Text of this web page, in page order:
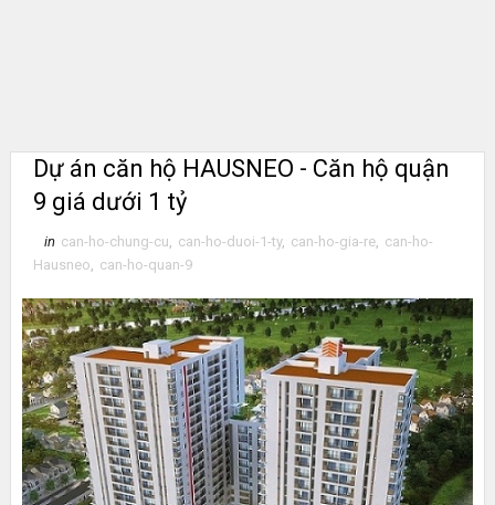
Dự án căn hộ HAUSNEO - Căn hộ quận
9 giá dưới 1 tỷ
in can-ho-chung-cu, can-ho-duoi-1-ty, can-ho-gia-re, can-ho-
Hausneo, can-ho-quan-9